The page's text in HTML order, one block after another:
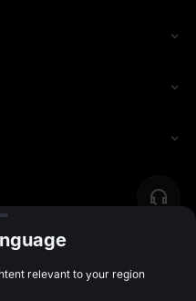
relevant to your region